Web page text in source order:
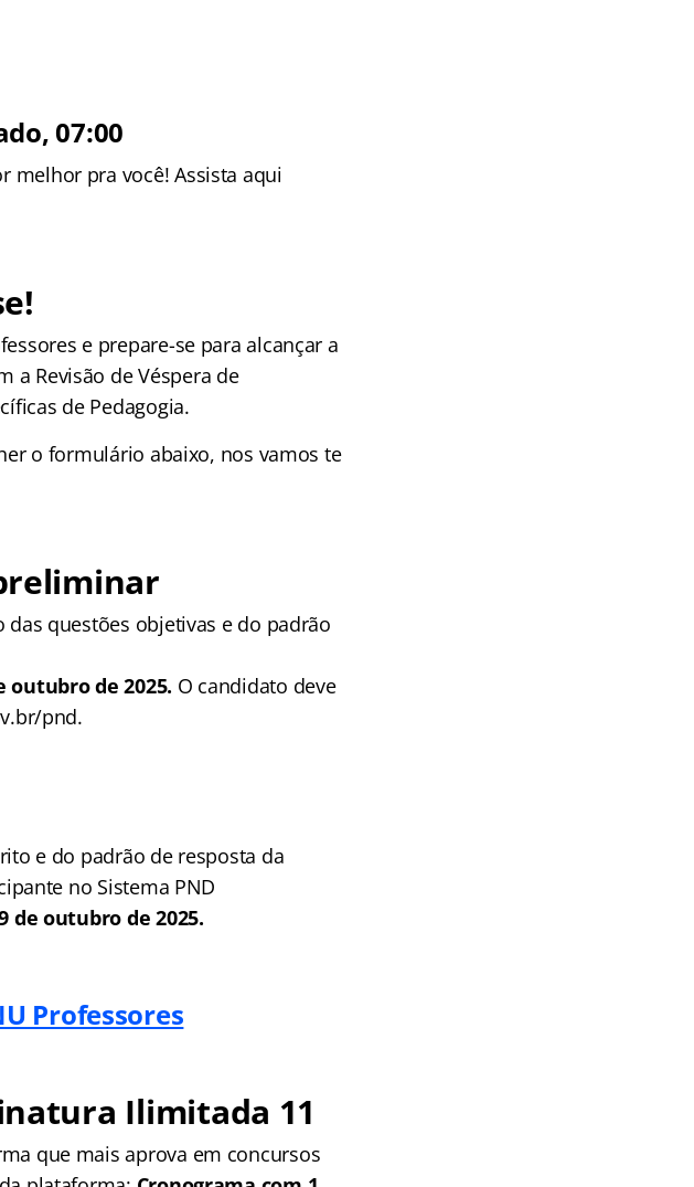
07:00
melhor pra você! Assista aqui
e prepare-se para alcançar a
a Revisão de Véspera de
de Pedagogia.
o formulário abaixo, nos vamos te
questões objetivas e do padrão
outubro de 2025. O candidato deve
pnd.
e do padrão de resposta da
no Sistema PND
de outubro de 2025.
Professores
Ilimitada 11
que mais aprova em concursos